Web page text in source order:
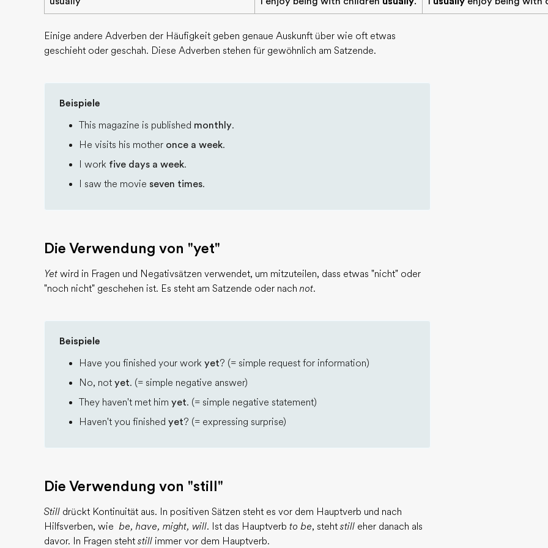
Einige andere Adverben der Häufigkeit geben genaue Auskunft über wie oft etwas
geschieht oder geschah. Diese Adverben stehen für gewöhnlich am Satzende.
Beispiele
This magazine is published monthly.
He visits his mother once a week.
I work five days a week.
I saw the movie seven times.
Die Verwendung von "yet"
Yet wird in Fragen und Negativsätzen verwendet, um mitzuteilen, dass etwas "nicht" oder
"noch nicht" geschehen ist. Es steht am Satzende oder nach not.
Beispiele
Have you finished your work yet? (= simple request for information)
No, not yet. (= simple negative answer)
They haven't met him yet. (= simple negative statement)
Haven't you finished yet? (= expressing surprise)
Die Verwendung von "still"
Still drückt Kontinuität aus. In positiven Sätzen steht es vor dem Hauptverb und nach
Hilfsverben, wie be, have, might, will. Ist das Hauptverb to be, steht still eher danach als
davor. In Fragen steht still immer vor dem Hauptverb.